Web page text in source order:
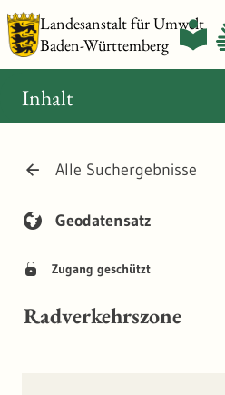
Landesanstalt für Umwelt
Baden-Württemberg
Alle Suchergebnisse
Geodatensatz
Zugang geschützt
Radverkehrszone
Inhalt